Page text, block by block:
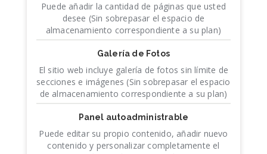
Puede añadir la cantidad de páginas que usted
desee (Sin sobrepasar el espacio de
almacenamiento correspondiente a su plan)
Galería de Fotos
El sitio web incluye galería de fotos sin límite de
secciones e imágenes (Sin sobrepasar el espacio
de almacenamiento correspondiente a su plan)
Panel autoadministrable
Puede editar su propio contenido, añadir nuevo
contenido y personalizar completamente el